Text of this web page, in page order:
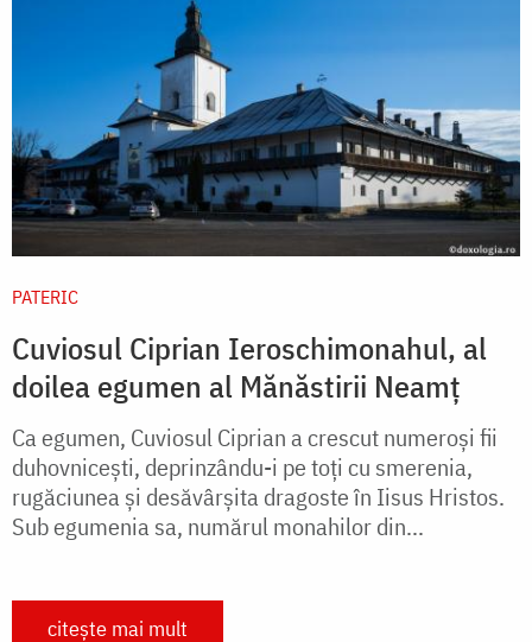
PATERIC
Cuviosul Ciprian Ieroschimonahul, al
doilea egumen al Mănăstirii Neamț
Ca egumen, Cuviosul Ciprian a crescut numeroşi fii
duhovniceşti, deprinzându-i pe toţi cu smerenia,
rugăciunea şi desăvârşita dragoste în Iisus Hristos.
Sub egumenia sa, numărul monahilor din...
citește mai mult